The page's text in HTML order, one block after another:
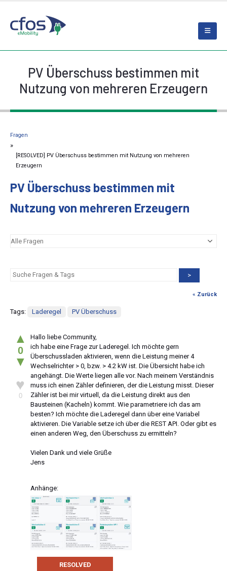
PV Überschuss bestimmen mit
Nutzung von mehreren Erzeugern
Fragen
[RESOLVED] PV Überschuss bestimmen mit Nutzung von mehreren
Erzeugern
PV Überschuss bestimmen mit
Nutzung von mehreren Erzeugern
>
« Zurück
Tags: Laderegel PV Überschuss
▲
0
▼
♥
0
Hallo liebe Community,
ich habe eine Frage zur Laderegel. Ich möchte gern
Überschussladen aktivieren, wenn die Leistung meiner 4
Wechselrichter > 0, bzw. > 4.2 kW ist. Die Übersicht habe ich
angehängt. Die Werte liegen alle vor. Nach meinem Verständnis
muss ich einen Zähler definieren, der die Leistung misst. Dieser
Zähler ist bei mir virtuell, da die Leistung direkt aus den
Bausteinen (Kacheln) kommt. Wie parametriere ich das am
besten? Ich möchte die Laderegel dann über eine Variabel
aktivieren. Die Variable setze ich über die REST API. Oder gibt es
einen anderen Weg, den Überschuss zu ermitteln?
Vielen Dank und viele Grüße
Jens
Anhänge:
RESOLVED